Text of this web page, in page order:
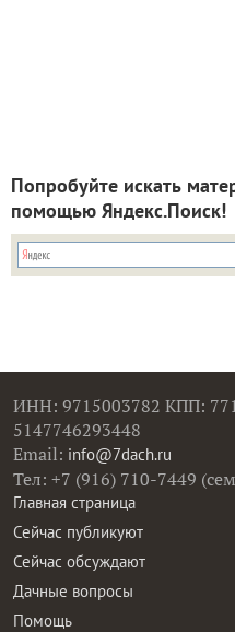
Попробуйте искать
помощью Яндекс.Поиск!
ИНН: 9715003782 КПП:
5147746293448
Email: info@7dach.ru
Тел: +7 (916) 710-7449
Главная страница
Сейчас публикуют
Сейчас обсуждают
Дачные вопросы
Помощь